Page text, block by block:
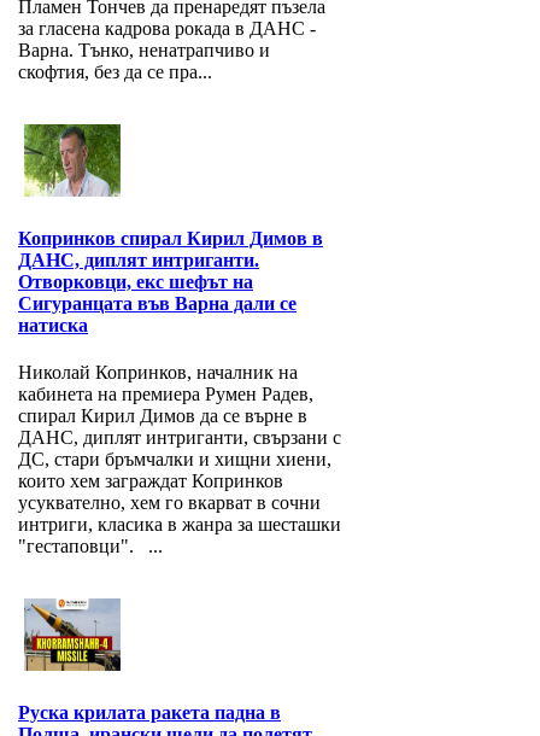
Пламен Тончев да пренаредят пъзела
за гласена кадрова рокада в ДАНС -
Варна. Тънко, ненатрапчиво и
скофтия, без да се пра...
Копринков спирал Кирил Димов в
ДАНС, диплят интриганти.
Отворковци, екс шефът на
Сигуранцата във Варна дали се
натиска
Николай Копринков, началник на
кабинета на премиера Румен Радев,
спирал Кирил Димов да се върне в
ДАНС, диплят интриганти, свързани с
ДС, стари бръмчалки и хищни хиени,
които хем заграждат Копринков
усуквателно, хем го вкарват в сочни
интриги, класика в жанра за шесташки
"гестаповци". ...
Руска крилата ракета падна в